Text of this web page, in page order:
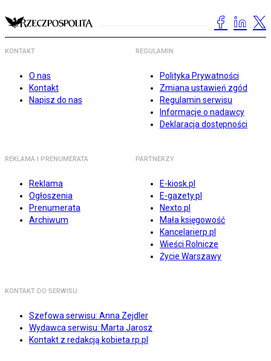
KONTAKT
O nas
Kontakt
Napisz do nas
REGULAMIN
Polityka Prywatności
Zmiana ustawień zgód
Regulamin serwisu
Informacje o nadawcy
Deklaracja dostępności
REKLAMA I PRENUMERATA
Reklama
Ogłoszenia
Prenumerata
Archiwum
PARTNERZY
E-kiosk.pl
E-gazety.pl
Nexto.pl
Mała księgowość
Kancelarierp.pl
Wieści Rolnicze
Życie Warszawy
KONTAKT DO SERWISU
Szefowa serwisu: Anna Zejdler
Wydawca serwisu: Marta Jarosz
Kontakt z redakcją kobieta.rp.pl